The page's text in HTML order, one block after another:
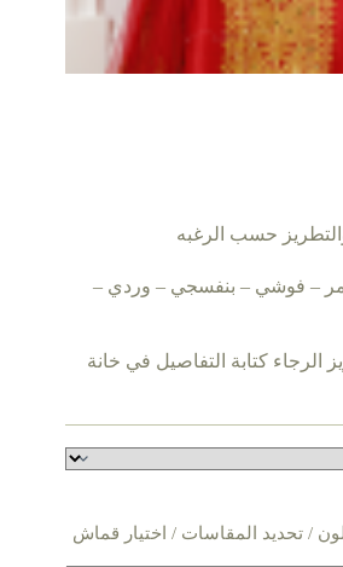
حسب الرغبه
– فوشي – بنفسجي – وردي –
الرجاء كتابة التفاصيل في خانة
/ تحديد المقاسات / اختيار قماش